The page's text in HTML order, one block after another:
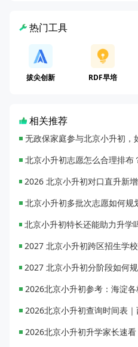
热门工具
拔尖创新 RDF早培
相关推荐
无政保家庭参与北京小升初，
2026北京小升初参考：海淀